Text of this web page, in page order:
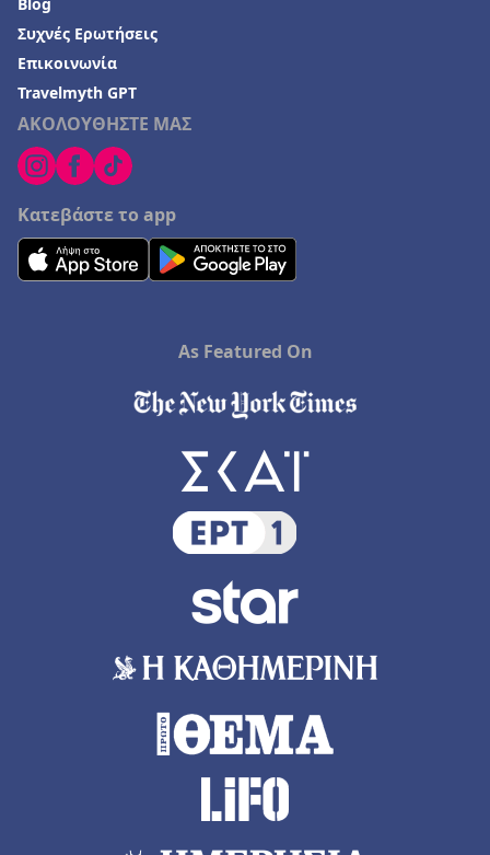
ΑΚΟΛΟΥΘΗΣΤΕ ΜΑΣ
Κατεβάστε το app
Συχνές Ερωτήσεις
Επικοινωνία
Travelmyth GPT
As Featured On